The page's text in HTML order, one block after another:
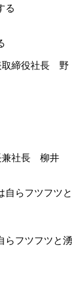
取締役社長 野
兼社長 柳井
らフツフツと湧